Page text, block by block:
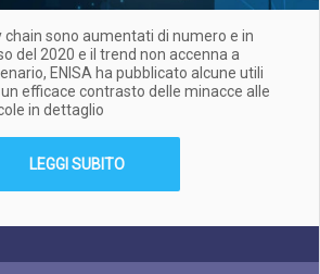
chain sono aumentati di numero e in
del 2020 e il trend non accenna a
ENISA ha pubblicato alcune utili
efficace contrasto delle minacce alle
in dettaglio
LEGGI SUBITO